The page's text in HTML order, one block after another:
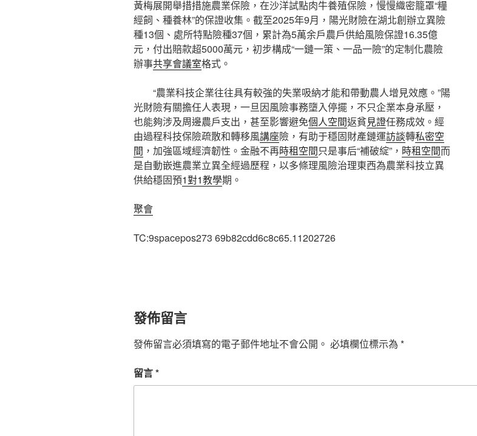
黃梅展開舉措措施農業保險，在沙洋試點肉牛養殖保險，慢慢織密籠罩“糧
經飼、種養林”的保證收集。截至2025年9月，陽光財險在湖北創辦立異險
種13個、處所特點險種37個，累計為5萬余戶農戶供給風險保證16.35億
元，付出賠款超5000萬元，初步構成“一鏈一策、一品一險”的定制化農險
辦事共享會議室格式。
“農業科技企業往往具有較強的失業吸納才能和帶動農人增見效應。”陽
光財險有關擔任人表現，一旦因風險事務墮入停擺，不只企業本身承壓，
也能夠涉及周邊農戶支出，甚至影響避免個人空間返貧見證任務成效。經
由過程科技保險疏散和轉移風講座險，有助于穩固財產鏈運訪談轉私密空
間 ，加強區域經濟韌性。金融不再時租空間只是事后“補破綻”， 時租空間而
是自動嵌進農業立異全經過歷程，以多條理風險治理東西為農業科技立異
供給穩固預1對1教學期。
聚會
TC:9spacepos273 69b82cdd6c8c65.11202726
發佈留言
發佈留言必須填寫的電子郵件地址不會公開。 必填欄位標示為 *
留言*